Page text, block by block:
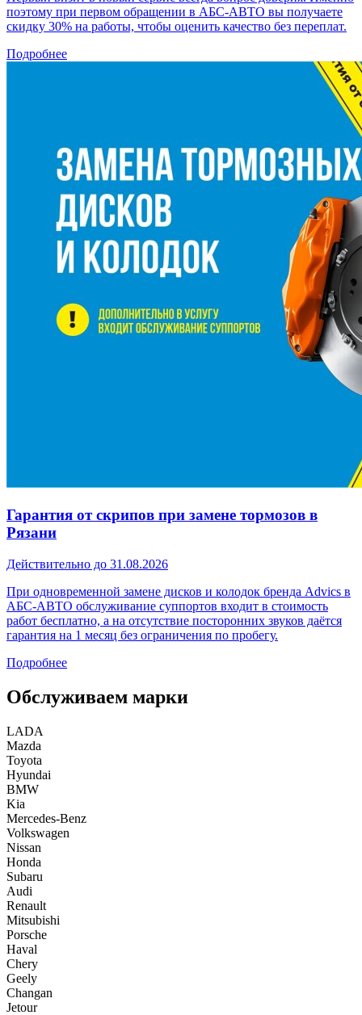
поэтому при первом обращении в АБС-АВТО вы получаете
скидку 30% на работы, чтобы оценить качество без переплат.
Подробнее
Гарантия от скрипов при замене тормозов в
Рязани
Действительно до 31.08.2026
При одновременной замене дисков и колодок бренда Advics в
АБС-АВТО обслуживание суппортов входит в стоимость
работ бесплатно, а на отсутствие посторонних звуков даётся
гарантия на 1 месяц без ограничения по пробегу.
Подробнее
Обслуживаем марки
LADA
Mazda
Toyota
Hyundai
BMW
Kia
Mercedes-Benz
Volkswagen
Nissan
Honda
Subaru
Audi
Renault
Mitsubishi
Porsche
Haval
Chery
Geely
Changan
Jetour